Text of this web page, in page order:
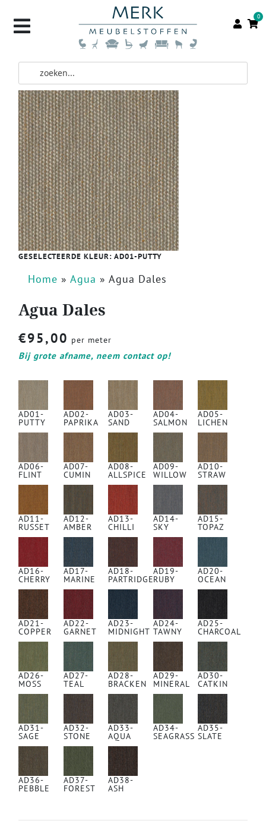
0
GESELECTEERDE KLEUR: AD01-PUTTY
Home » Agua » Agua Dales
Agua Dales
€95,00 per meter
Bij grote afname, neem contact op!
AD01-
PUTTY
AD02-
PAPRIKA
AD03-
SAND
AD04-
SALMON
AD05-
LICHEN
AD06-
FLINT
AD07-
CUMIN
AD08-
ALLSPICE
AD09-
WILLOW
AD10-
STRAW
AD11-
RUSSET
AD12-
AMBER
AD13-
CHILLI
AD14-
SKY
AD15-
TOPAZ
AD16-
CHERRY
AD17-
MARINE
AD18-
PARTRIDGE
AD19-
RUBY
AD20-
OCEAN
AD21-
COPPER
AD22-
GARNET
AD23-
MIDNIGHT
AD24-
TAWNY
AD25-
CHARCOAL
AD26-
MOSS
AD27-
TEAL
AD28-
BRACKEN
AD29-
MINERAL
AD30-
CATKIN
AD31-
SAGE
AD32-
STONE
AD33-
AQUA
AD34-
SEAGRASS
AD35-
SLATE
AD36-
PEBBLE
AD37-
FOREST
AD38-
ASH